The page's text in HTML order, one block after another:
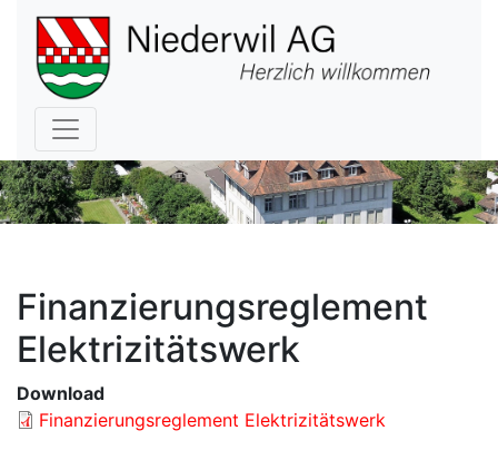
Hauptnavigation
Finanzierungsreglement
Elektrizitätswerk
Download
Finanzierungsreglement Elektrizitätswerk